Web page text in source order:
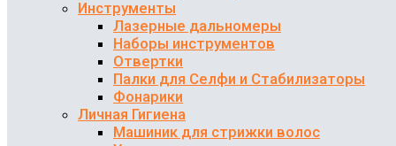
Инструменты
Лазерные дальномеры
Наборы инструментов
Отвертки
Палки для Селфи и Стабилизаторы
Фонарики
Личная Гигиена
Машиник для стрижки волос